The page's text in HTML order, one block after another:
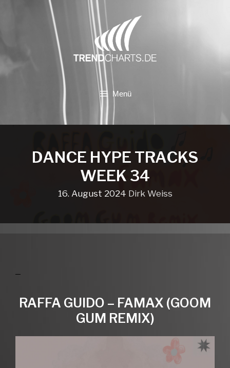
Menü
DANCE HYPE TRACKS
WEEK 34
16. August 2024 Dirk Weiss
RAFFA GUIDO – FAMAX (GOOM
GUM REMIX)